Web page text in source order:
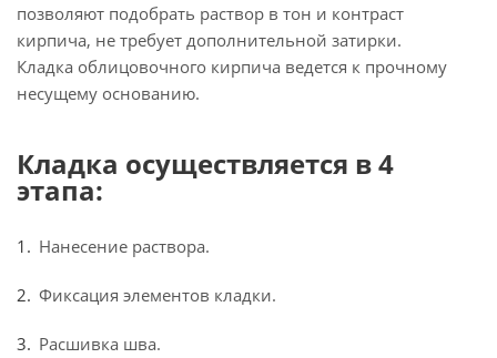
позволяют подобрать раствор в тон и контраст
кирпича, не требует дополнительной затирки.
Кладка облицовочного кирпича ведется к прочному
несущему основанию.
Кладка осуществляется в 4
этапа:
Нанесение раствора.
Фиксация элементов кладки.
Расшивка шва.